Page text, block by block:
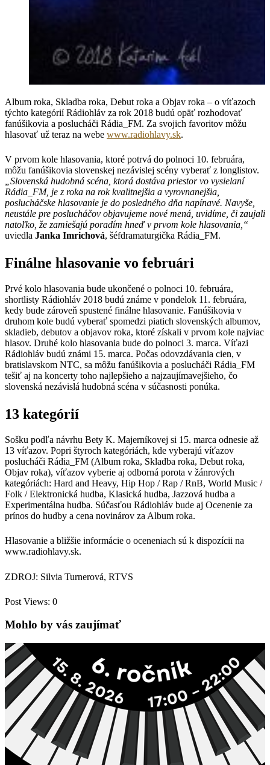
Album roka, Skladba roka, Debut roka a Objav roka – o víťazoch
týchto kategórií Rádiohláv za rok 2018 budú opäť rozhodovať
fanúšikovia a poslucháči Rádia_FM. Za svojich favoritov môžu
hlasovať už teraz na webe www.radiohlavy.sk.
V prvom kole hlasovania, ktoré potrvá do polnoci 10. februára,
môžu fanúšikovia slovenskej nezávislej scény vyberať z longlistov.
„Slovenská hudobná scéna, ktorá dostáva priestor vo vysielaní
Rádia_FM, je z roka na rok kvalitnejšia a vyrovnanejšia,
poslucháčske hlasovanie je do posledného dňa napínavé. Navyše,
neustále pre poslucháčov objavujeme nové mená, uvidíme, či zaujali
natoľko, že zamiešajú poradím hneď v prvom kole hlasovania,“
uviedla Janka Imrichová, šéfdramaturgička Rádia_FM.
Finálne hlasovanie vo februári
Prvé kolo hlasovania bude ukončené o polnoci 10. februára,
shortlisty Rádiohláv 2018 budú známe v pondelok 11. februára,
kedy bude zároveň spustené finálne hlasovanie. Fanúšikovia v
druhom kole budú vyberať spomedzi piatich slovenských albumov,
skladieb, debutov a objavov roka, ktoré získali v prvom kole najviac
hlasov. Druhé kolo hlasovania bude do polnoci 3. marca. Víťazi
Rádiohláv budú známi 15. marca. Počas odovzdávania cien, v
bratislavskom NTC, sa môžu fanúšikovia a poslucháči Rádia_FM
tešiť aj na koncerty toho najlepšieho a najzaujímavejšieho, čo
slovenská nezávislá hudobná scéna v súčasnosti ponúka.
13 kategórií
Sošku podľa návrhu Bety K. Majerníkovej si 15. marca odnesie až
13 víťazov. Popri štyroch kategóriách, kde vyberajú víťazov
poslucháči Rádia_FM (Album roka, Skladba roka, Debut roka,
Objav roka), víťazov vyberie aj odborná porota v žánrových
kategóriách: Hard and Heavy, Hip Hop / Rap / RnB, World Music /
Folk / Elektronická hudba, Klasická hudba, Jazzová hudba a
Experimentálna hudba. Súčasťou Rádiohláv bude aj Ocenenie za
prínos do hudby a cena novinárov za Album roka.
Hlasovanie a bližšie informácie o oceneniach sú k dispozícii na
www.radiohlavy.sk.
ZDROJ: Silvia Turnerová, RTVS
Post Views: 0
Mohlo by vás zaujímať